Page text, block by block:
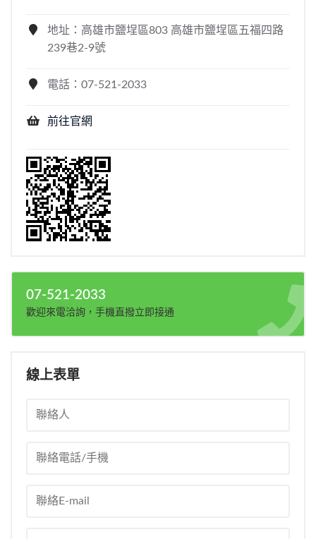
地址：高雄市鹽埕區803 高雄市鹽埕區五福四路
239巷2-9號
電話：07-521-2033
前往官網
07-521-2033
歡迎來電洽詢，手機直撥立即接通
線上表單